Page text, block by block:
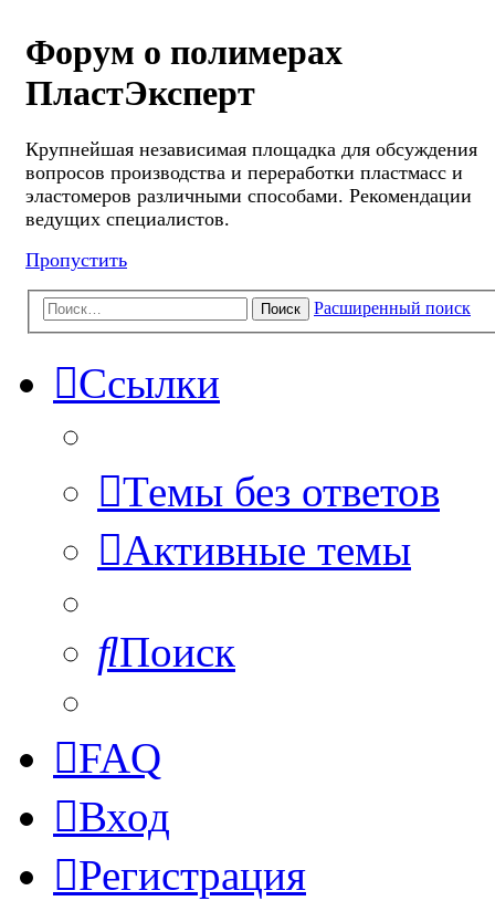
Форум о полимерах
ПластЭксперт
Крупнейшая независимая площадка для обсуждения
вопросов производства и переработки пластмасс и
эластомеров различными способами. Рекомендации
ведущих специалистов.
Пропустить
Поиск Расширенный поиск
Ссылки
Темы без ответов
Активные темы
Поиск
FAQ
Вход
Регистрация